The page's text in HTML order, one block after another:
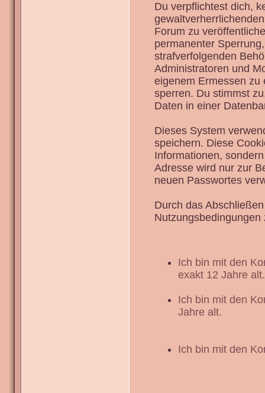
Du verpflichtest dich,
Forum zu
permanenter
strafverfolgenden
Administratoren und
eigenem Ermessen zu
sperren. Du stimmst
Daten in einer
Dieses System
speichern. Diese
Informationen,
Adresse wird nur zur
neuen Passwortes
Durch das
Nutzungsbedingungen
Ich bin mit den
exakt 12 Jahre alt.
Ich bin mit den
Jahre alt.
Ich bin mit den